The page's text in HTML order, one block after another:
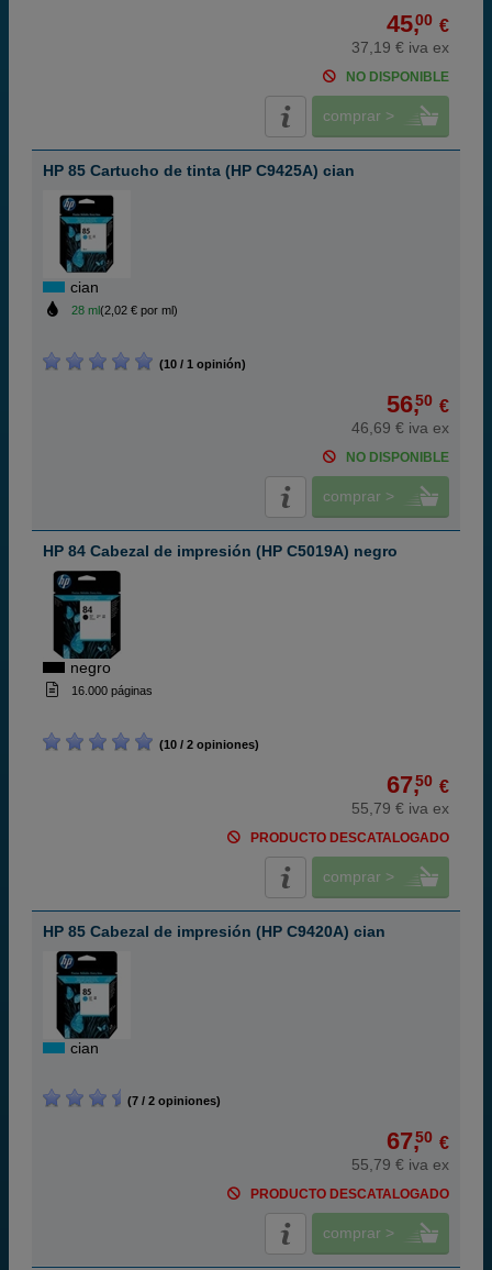
45,00 €
37,19 € iva ex
NO DISPONIBLE
comprar >
HP 85 Cartucho de tinta (HP C9425A) cian
cian
28 ml(2,02 € por ml)
(10 / 1 opinión)
56,50 €
46,69 € iva ex
NO DISPONIBLE
comprar >
HP 84 Cabezal de impresión (HP C5019A) negro
negro
16.000 páginas
(10 / 2 opiniones)
67,50 €
55,79 € iva ex
PRODUCTO DESCATALOGADO
comprar >
HP 85 Cabezal de impresión (HP C9420A) cian
cian
(7 / 2 opiniones)
67,50 €
55,79 € iva ex
PRODUCTO DESCATALOGADO
comprar >